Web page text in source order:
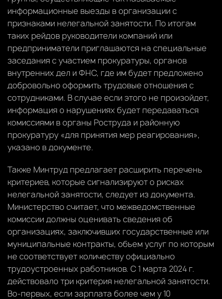
информационные выезды в организации с
признаками нелегальной занятости. По итогам
таких рейдов руководители компаний или
предприниматели приглашаются на специальные
заседания с участием прокуратуры, органов
внутренних дел и ФНС, где им будет предложено
добровольно оформить трудовые отношения с
сотрудниками. В случае если этого не произойдет,
информация о нарушениях будет передаваться
комиссиями в органы Роструда и районную
прокуратуру «для принятия мер реагирования»,
указано в документе.
Также Минтруд предлагает расширить перечень
критериев, которые сигнализируют о рисках
нелегальной занятости, следует из документа.
Министерство считает, что межведомственные
комиссии должны оценивать сведения об
организациях, заключивших государственные или
муниципальные контракты, объем услуг по которым
не соответствует количеству официально
трудоустроенных работников. С 1 марта 2024 г.
действовало три критерия нелегальной занятости.
Во-первых, если зарплата более чем у 10